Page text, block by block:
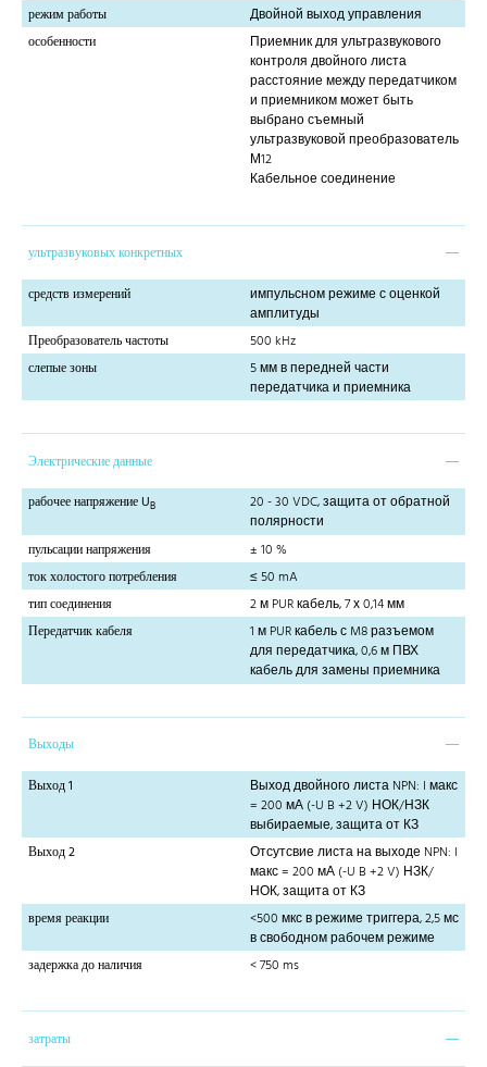
режим работы
Двойной выход управления
особенности
Приемник для ультразвукового
контроля двойного листа
расстояние между передатчиком
и приемником может быть
выбрано съемный
ультразвуковой преобразователь
М12
Кабельное соединение
ультразвуковых конкретных
средств измерений
импульсном режиме с оценкой
амплитуды
Преобразователь частоты
500 kHz
слепые зоны
5 мм в передней части
передатчика и приемника
Электрические данные
рабочее напряжение UB
20 - 30 VDC, защита от обратной
полярности
пульсации напряжения
± 10 %
ток холостого потребления
≤ 50 mA
тип соединения
2 м PUR кабель, 7 х 0,14 мм
Передатчик кабеля
1 м PUR кабель с M8 разъемом
для передатчика, 0,6 м ПВХ
кабель для замены приемника
Выходы
Выход 1
Выход двойного листа NPN: I макс
= 200 мА (-U B +2 V) НОК/НЗК
выбираемые, защита от КЗ
Выход 2
Отсутсвие листа на выходе NPN: I
макс = 200 мА (-U B +2 V) НЗК/
НОК, защита от КЗ
время реакции
<500 мкс в режиме триггера, 2,5 мс
в свободном рабочем режиме
задержка до наличия
< 750 ms
затраты